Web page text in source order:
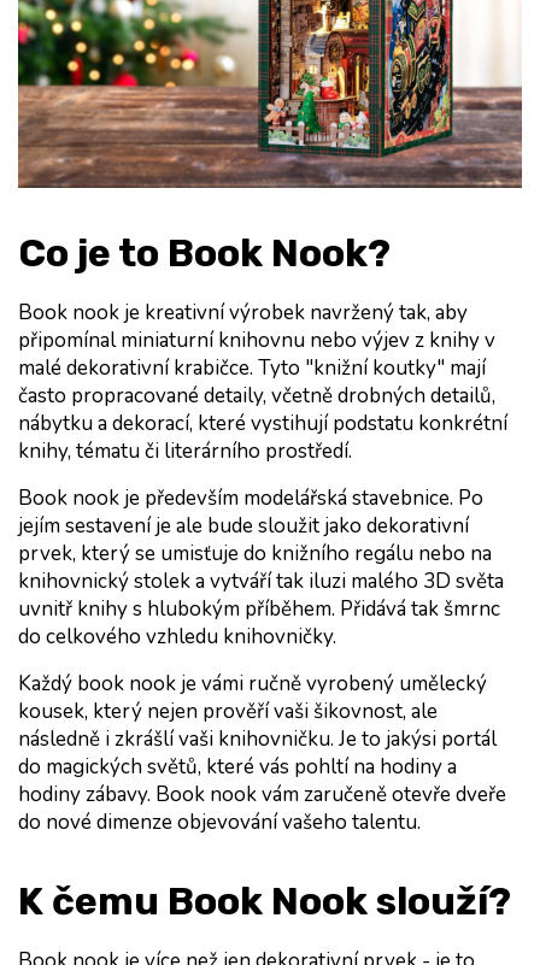
Co je to Book Nook?
Book nook je kreativní výrobek navržený tak, aby
připomínal miniaturní knihovnu nebo výjev z knihy v
malé dekorativní krabičce. Tyto "knižní koutky" mají
často propracované detaily, včetně drobných detailů,
nábytku a dekorací, které vystihují podstatu konkrétní
knihy, tématu či literárního prostředí.
Book nook je především modelářská stavebnice. Po
jejím sestavení je ale bude sloužit jako dekorativní
prvek, který se umisťuje do knižního regálu nebo na
knihovnický stolek a vytváří tak iluzi malého 3D světa
uvnitř knihy s hlubokým příběhem. Přidává tak šmrnc
do celkového vzhledu knihovničky.
Každý book nook je vámi ručně vyrobený umělecký
kousek, který nejen prověří vaši šikovnost, ale
následně i zkrášlí vaši knihovničku. Je to jakýsi portál
do magických světů, které vás pohltí na hodiny a
hodiny zábavy. Book nook vám zaručeně otevře dveře
do nové dimenze objevování vašeho talentu.
K čemu Book Nook slouží?